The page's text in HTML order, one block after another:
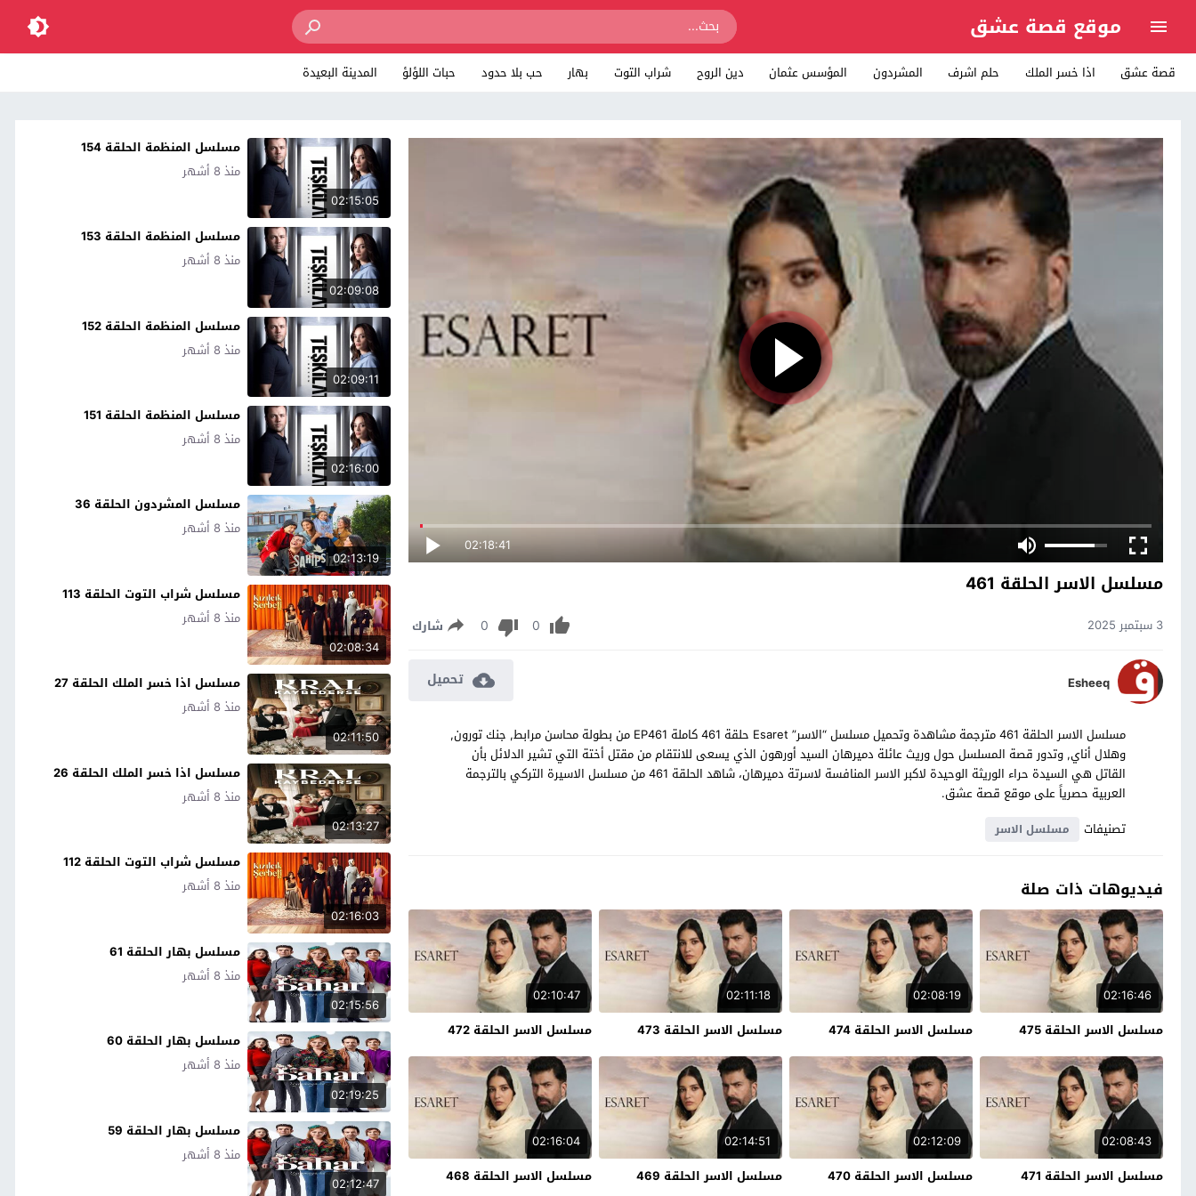
موقع قصة عشق
قصة عشق اذا خسر الملك حلم اشرف المشردون المؤسس عثمان دين الروح شراب التوت بهار حب بلا حدود حبات اللؤلؤ المدينة البعيدة
02:18:41
مسلسل الاسر الحلقة 461
3 سبتمبر 2025 0
0 شارك
Esheeq تحميل
مسلسل الاسر الحلقة 461 مترجمة مشاهدة وتحميل مسلسل “الاسر” Esaret حلقة 461 كاملة EP461 من بطولة محاسن مرابط, جنك تورون,
وهلال أناي, وتدور قصة المسلسل حول وريث عائلة دميرهان السيد أورهون الذي يسعى للانتقام من مقتل أختة التي تشير الدلائل بأن
القاتل هي السيدة حراء الوريثة الوحيدة لاكبر الاسر المنافسة لاسرتة دميرهان، شاهد الحلقة 461 من مسلسل الاسيرة التركي بالترجمة
العربية حصرياً على موقع قصة عشق.
تصنيفات
مسلسل الاسر
فيديوهات ذات صلة
02:16:46
مسلسل الاسر الحلقة 475
02:08:19
مسلسل الاسر الحلقة 474
02:11:18
مسلسل الاسر الحلقة 473
02:10:47
مسلسل الاسر الحلقة 472
02:08:43
مسلسل الاسر الحلقة 471
02:12:09
مسلسل الاسر الحلقة 470
02:14:51
مسلسل الاسر الحلقة 469
02:16:04
مسلسل الاسر الحلقة 468
02:15:05
مسلسل المنظمة الحلقة 154
منذ 8 أشهر
02:09:08
مسلسل المنظمة الحلقة 153
منذ 8 أشهر
02:09:11
مسلسل المنظمة الحلقة 152
منذ 8 أشهر
02:16:00
مسلسل المنظمة الحلقة 151
منذ 8 أشهر
02:13:19
مسلسل المشردون الحلقة 36
منذ 8 أشهر
02:08:34
مسلسل شراب التوت الحلقة 113
منذ 8 أشهر
02:11:50
مسلسل اذا خسر الملك الحلقة 27
منذ 8 أشهر
02:13:27
مسلسل اذا خسر الملك الحلقة 26
منذ 8 أشهر
02:16:03
مسلسل شراب التوت الحلقة 112
منذ 8 أشهر
02:15:56
مسلسل بهار الحلقة 61
منذ 8 أشهر
02:19:25
مسلسل بهار الحلقة 60
منذ 8 أشهر
02:12:47
مسلسل بهار الحلقة 59
منذ 8 أشهر